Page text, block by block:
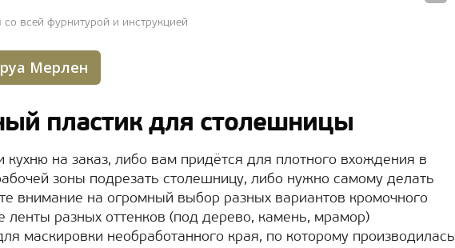
всей фурнитурой и инструкцией
Мерлен
пластик для столешницы
кухню на заказ, либо вам придётся для плотного вхождения в
зоны подрезать столешницу, либо нужно самому делать
внимание на огромный выбор разных вариантов кромочного
ленты разных оттенков (под дерево, камень, мрамор)
маскировки необработанного края, по которому производилась